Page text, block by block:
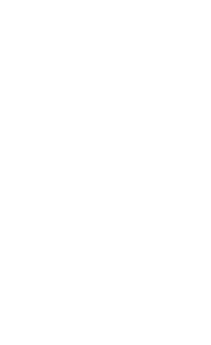
za poplatok, set